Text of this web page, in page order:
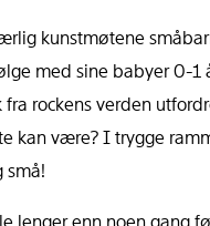
kunstmøtene
med sine babyer 0-1
fra rockens verden
kan være? I trygge
små!